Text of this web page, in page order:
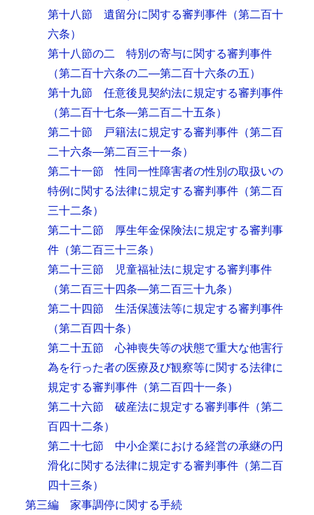
第十八節 遺留分に関する審判事件 （第二百十
六条）
第十八節の二 特別の寄与に関する審判事件
（第二百十六条の二―第二百十六条の五）
第十九節 任意後見契約法に規定する審判事件
（第二百十七条―第二百二十五条）
第二十節 戸籍法に規定する審判事件 （第二百
二十六条―第二百三十一条）
第二十一節 性同一性障害者の性別の取扱いの
特例に関する法律に規定する審判事件 （第二百
三十二条）
第二十二節 厚生年金保険法に規定する審判事
件 （第二百三十三条）
第二十三節 児童福祉法に規定する審判事件
（第二百三十四条―第二百三十九条）
第二十四節 生活保護法等に規定する審判事件
（第二百四十条）
第二十五節 心神喪失等の状態で重大な他害行
為を行った者の医療及び観察等に関する法律に
規定する審判事件 （第二百四十一条）
第二十六節 破産法に規定する審判事件 （第二
百四十二条）
第二十七節 中小企業における経営の承継の円
滑化に関する法律に規定する審判事件 （第二百
四十三条）
第三編 家事調停に関する手続